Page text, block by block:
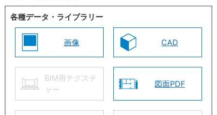
各種データ・ライブラリー
画像 CAD
BIM用テクスチ
ャー
図面PDF